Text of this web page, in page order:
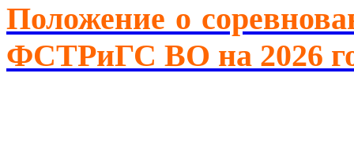
Положение о
ФСТРиГС ВО на 2026